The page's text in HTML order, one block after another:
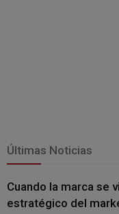
Últimas Noticias
Cuando la marca se
estratégico del